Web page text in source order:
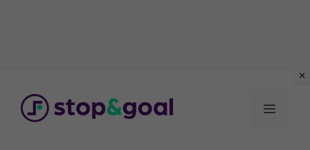
contenuto
Menu